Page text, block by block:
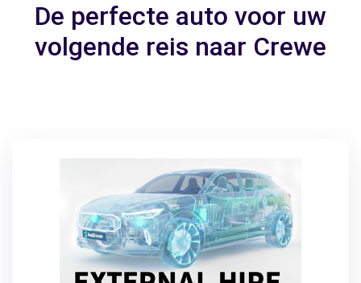
De perfecte auto voor uw
volgende reis naar Crewe